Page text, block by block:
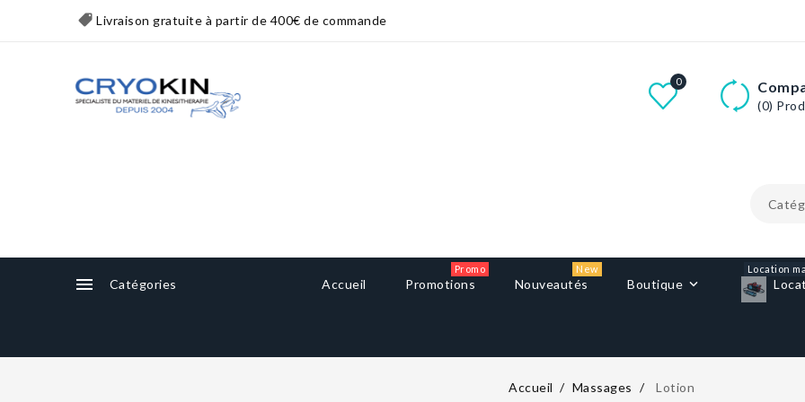
Livraison gratuite à partir de 400€ de commande
(0)
0
 Catégories Accueil Promotions
Promo
Nouveautés
New
Boutique
Location
Accueil Massages Lotion